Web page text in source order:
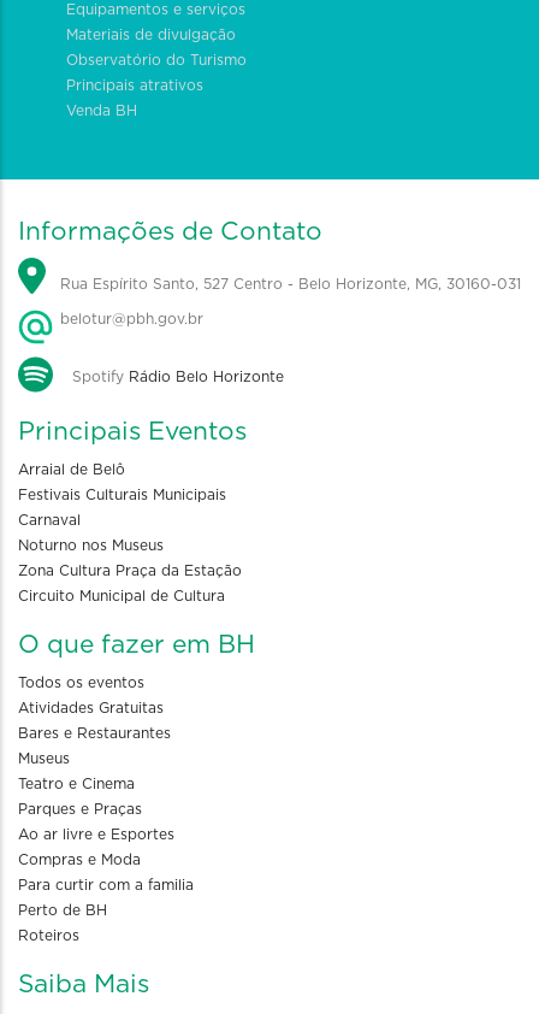
Equipamentos e serviços
Materiais de divulgação
Observatório do Turismo
Principais atrativos
Venda BH
Informações de Contato
Rua Espírito Santo, 527 Centro - Belo Horizonte, MG, 30160-031
belotur@pbh.gov.br
Spotify Rádio Belo Horizonte
Principais Eventos
Arraial de Belô
Festivais Culturais Municipais
Carnaval
Noturno nos Museus
Zona Cultura Praça da Estação
Circuito Municipal de Cultura
O que fazer em BH
Todos os eventos
Atividades Gratuitas
Bares e Restaurantes
Museus
Teatro e Cinema
Parques e Praças
Ao ar livre e Esportes
Compras e Moda
Para curtir com a familia
Perto de BH
Roteiros
Saiba Mais